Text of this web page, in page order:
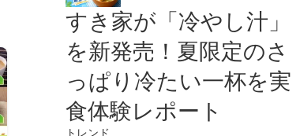
すき家が「冷やし汁」
を新発売！夏限定のさ
っぱり冷たい一杯を実
食体験レポート
トレンド